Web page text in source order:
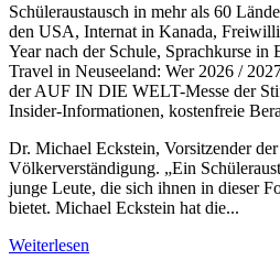
Schüleraustausch in mehr als 60
den USA, Internat in Kanada,
Year nach der Schule, Sprachkurse in
Travel in Neuseeland: Wer 2026 /
der AUF IN DIE WELT-Messe der
Insider-Informationen, kostenfreie
Dr. Michael Eckstein, Vorsitzender
Völkerverständigung. „Ein
junge Leute, die sich ihnen in dieser
bietet. Michael Eckstein hat die...
Weiterlesen